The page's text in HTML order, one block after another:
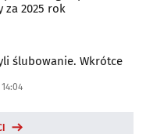
za 2025 rok
ślubowanie. Wkrótce